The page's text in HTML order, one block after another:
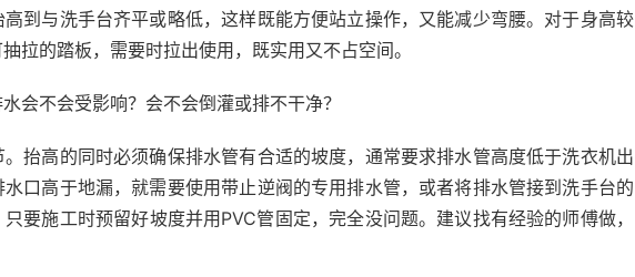
到与洗手台齐平或略低，这样既能方便站立操作，又能减少弯腰。对于身高较
拉的踏板，需要时拉出使用，既实用又不占空间。
会不会受影响？会不会倒灌或排不干净？
抬高的同时必须确保排水管有合适的坡度，通常要求排水管高度低于洗衣机出
口高于地漏，就需要使用带止逆阀的专用排水管，或者将排水管接到洗手台的
要施工时预留好坡度并用PVC管固定，完全没问题。建议找有经验的师傅做，